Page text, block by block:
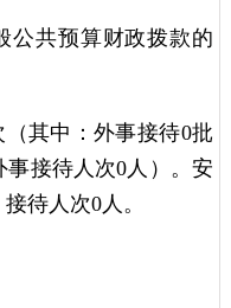
公共预算财政拨款的
其中：外事接待0批
接待人次0人）。安
待人次0人。